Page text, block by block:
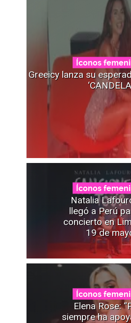
Íconos
Greeicy lanza su
Íconos
Natalia
llegó a Perú
concierto en
19 de
Íconos
Elena Rose:
siempre ha